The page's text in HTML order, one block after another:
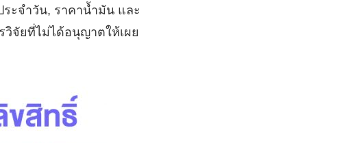
ะจำวัน, ราคาน้ำมัน และ
วิจัยที่ไม่ได้อนุญาตให้เผย